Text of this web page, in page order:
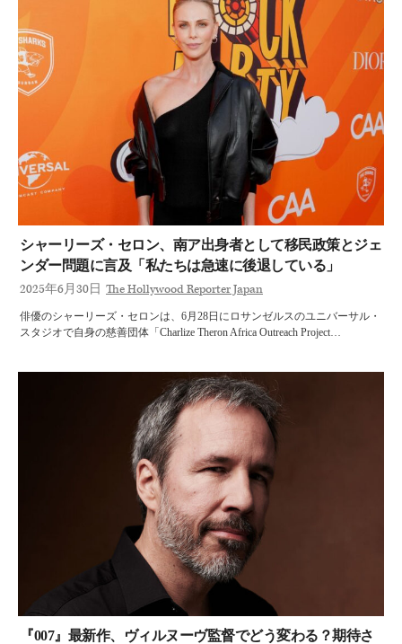
シャーリーズ・セロン、南ア出身者として移民政策とジェ
ンダー問題に言及「私たちは急速に後退している」
2025年6月30日 The Hollywood Reporter Japan
俳優のシャーリーズ・セロンは、6月28日にロサンゼルスのユニバーサル・
スタジオで自身の慈善団体「Charlize Theron Africa Outreach Project…
『007』最新作、ヴィルヌーヴ監督でどう変わる？期待さ